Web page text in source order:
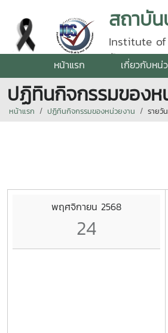
Institute of
รัตนราชสุด
หน้าแรก เกี่ยวกับหน่
ปฏิทินกิจกรรมของห
หน้าแรก ปฏิทินกิจกรรมของหน่วยงาน รายวัน
พฤศจิกายน 2568
24